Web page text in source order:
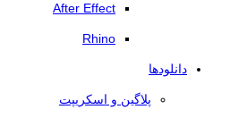
After Effect
Rhino
دانلودها
پلاگین و اسکریپت